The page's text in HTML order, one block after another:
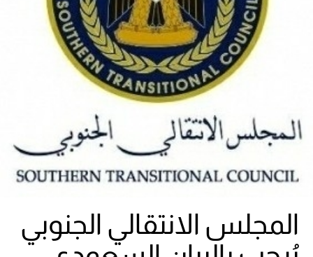
المجلس الانتقالي الجنوبي